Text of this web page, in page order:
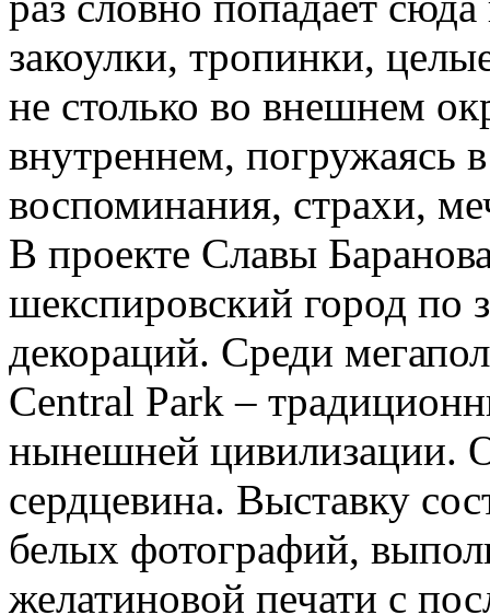
закоулки, тропинки,
не столько во внешнем
внутреннем, погружаясь
воспоминания, страхи,
В проекте Славы
шекспировский город по
декораций. Среди
Central Park –
нынешней цивилизации.
сердцевина. Выставку
белых фотографий,
желатиновой печати с